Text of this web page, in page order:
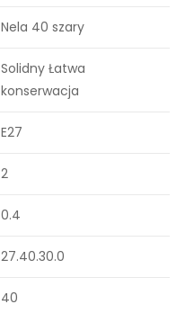
Nela 40 szary
Solidny Łatwa
konserwacja
E27
2
0.4
27.40.30.0
40